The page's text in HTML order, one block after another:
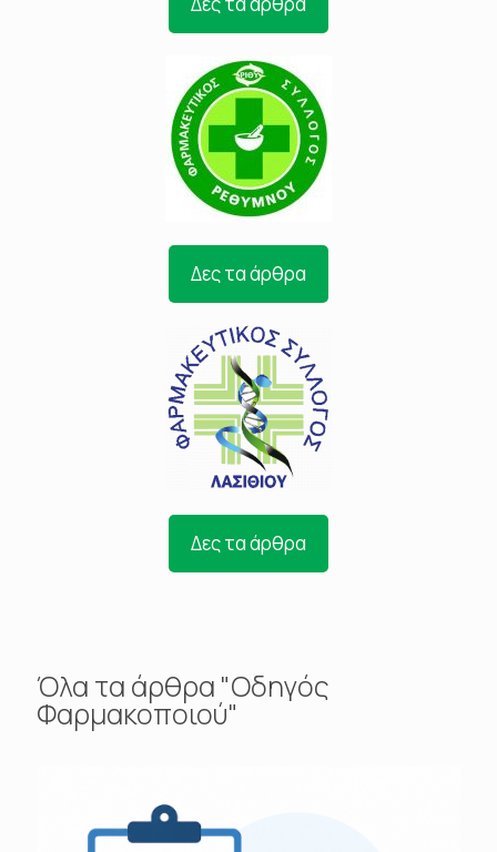
Δες τα άρθρα
Δες τα άρθρα
Όλα τα άρθρα "Οδηγός
Φαρμακοποιού"